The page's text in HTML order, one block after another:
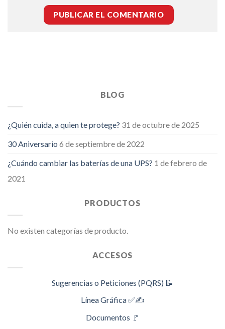
BLOG
¿Quién cuida, a quien te protege? 31 de octubre de 2025
30 Aniversario 6 de septiembre de 2022
¿Cuándo cambiar las baterías de una UPS? 1 de febrero de
2021
PRODUCTOS
No existen categorías de producto.
ACCESOS
Sugerencias o Peticiones (PQRS) 📝
Línea Gráfica ✅✍️
Documentos 🚩